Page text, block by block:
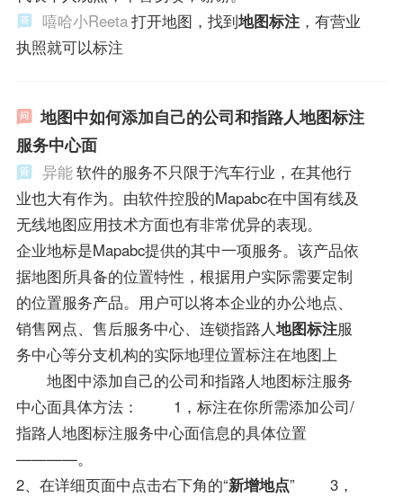
嘻哈小Reeta打开地图，找到地图标注，有营业
执照就可以标注
地图中如何添加自己的公司和指路人地图标注
服务中心面
异能软件的服务不只限于汽车行业，在其他行
业也大有作为。由软件控股的Mapabc在中国有线及
无线地图应用技术方面也有非常优异的表现。
企业地标是Mapabc提供的其中一项服务。该产品依
据地图所具备的位置特性，根据用户实际需要定制
的位置服务产品。用户可以将本企业的办公地点、
销售网点、售后服务中心、连锁指路人地图标注服
务中心等分支机构的实际地理位置标注在地图上
地图中添加自己的公司和指路人地图标注服务
中心面具体方法： 1，标注在你所需添加公司/
指路人地图标注服务中心面信息的具体位置
————。
2、在详细页面中点击右下角的“新增地点” 3，